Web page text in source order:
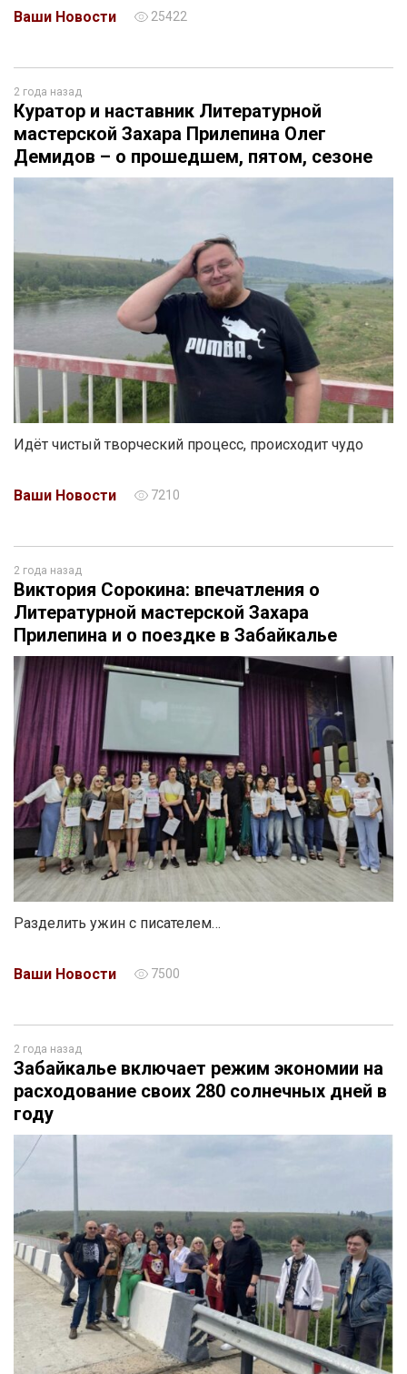
Ваши Новости 25422
2 года назад
Куратор и наставник Литературной
мастерской Захара Прилепина Олег
Демидов – о прошедшем, пятом, сезоне
Идёт чистый творческий процесс, происходит чудо
Ваши Новости 7210
2 года назад
Виктория Сорокина: впечатления о
Литературной мастерской Захара
Прилепина и о поездке в Забайкалье
Разделить ужин с писателем…
Ваши Новости 7500
2 года назад
Забайкалье включает режим экономии на
расходование своих 280 солнечных дней в
году